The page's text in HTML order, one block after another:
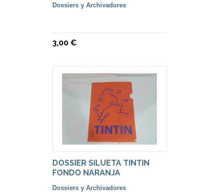
Dossiers y Archivadores
3,00 €
DOSSIER SILUETA TINTIN
FONDO NARANJA
Dossiers y Archivadores